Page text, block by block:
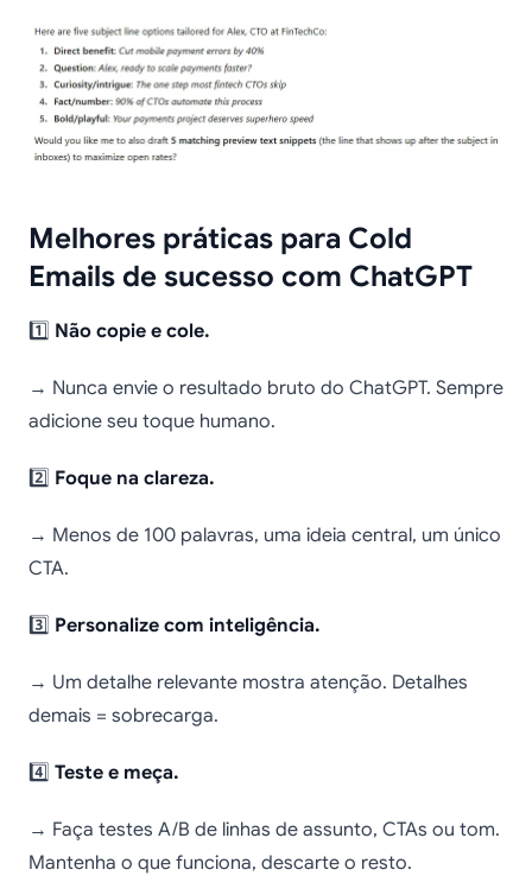
Melhores práticas para Cold
Emails de sucesso com ChatGPT
1️⃣ Não copie e cole.
→ Nunca envie o resultado bruto do ChatGPT. Sempre
adicione seu toque humano.
2️⃣ Foque na clareza.
→ Menos de 100 palavras, uma ideia central, um único
CTA.
3️⃣ Personalize com inteligência.
→ Um detalhe relevante mostra atenção. Detalhes
demais = sobrecarga.
4️⃣ Teste e meça.
→ Faça testes A/B de linhas de assunto, CTAs ou tom.
Mantenha o que funciona, descarte o resto.